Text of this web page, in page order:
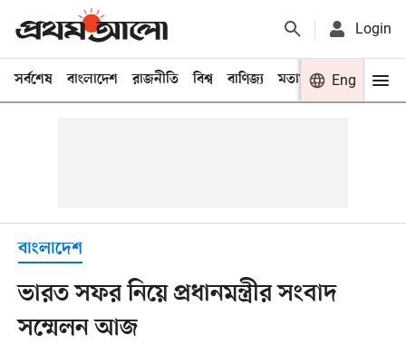
Login
সর্বশেষ বাংলাদেশ রাজনীতি বিশ্ব বাণিজ্য মতামত খেলা
Eng
বাংলাদেশ
ভারত সফর নিয়ে প্রধানমন্ত্রীর সংবাদ
সম্মেলন আজ